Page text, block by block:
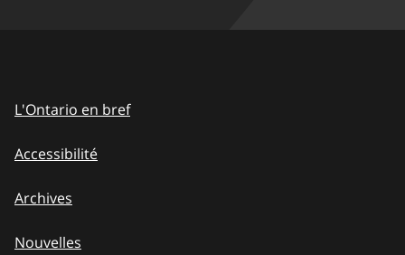
L'Ontario en bref
Accessibilité
Archives
Nouvelles